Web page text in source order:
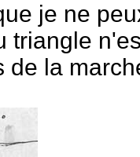
je ne
triangle
de la